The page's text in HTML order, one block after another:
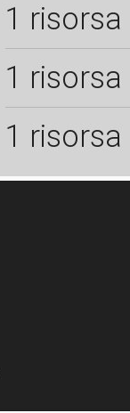
1 risorsa
1 risorsa
1 risorsa